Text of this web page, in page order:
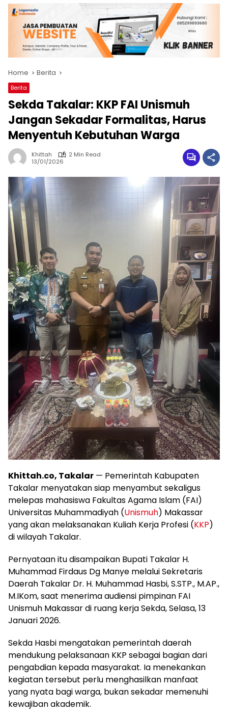
Home Berita
Berita
Sekda Takalar: KKP FAI Unismuh
Jangan Sekadar Formalitas, Harus
Menyentuh Kebutuhan Warga
Khittah
2 Min Read
13/01/2026
Khittah.co, Takalar — Pemerintah Kabupaten
Takalar menyatakan siap menyambut sekaligus
melepas mahasiswa Fakultas Agama Islam (FAI)
Universitas Muhammadiyah (Unismuh) Makassar
yang akan melaksanakan Kuliah Kerja Profesi (KKP)
di wilayah Takalar.
Pernyataan itu disampaikan Bupati Takalar H.
Muhammad Firdaus Dg Manye melalui Sekretaris
Daerah Takalar Dr. H. Muhammad Hasbi, S.STP., M.AP.,
M.IKom, saat menerima audiensi pimpinan FAI
Unismuh Makassar di ruang kerja Sekda, Selasa, 13
Januari 2026.
Sekda Hasbi mengatakan pemerintah daerah
mendukung pelaksanaan KKP sebagai bagian dari
pengabdian kepada masyarakat. Ia menekankan
kegiatan tersebut perlu menghasilkan manfaat
yang nyata bagi warga, bukan sekadar memenuhi
kewajiban akademik.